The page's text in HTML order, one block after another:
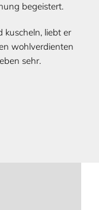
begeistert.
kuscheln, liebt er
wohlverdienten
sehr.